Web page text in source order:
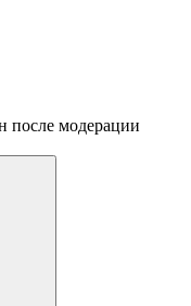
после модерации